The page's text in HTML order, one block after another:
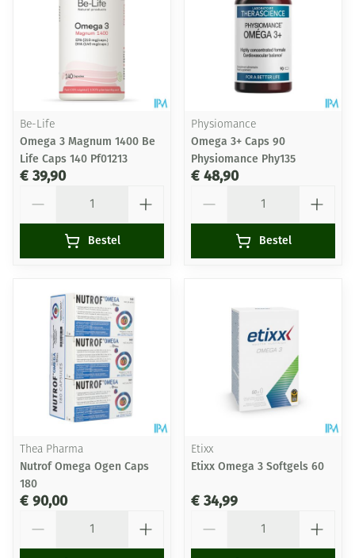
Be-Life
Omega 3 Magnum 1400 Be
Life Caps 140 Pf01213
€ 39,90
Bestel
Physiomance
Omega 3+ Caps 90
Physiomance Phy135
€ 48,90
Bestel
Thea Pharma
Nutrof Omega Ogen Caps
180
€ 90,00
Etixx
Etixx Omega 3 Softgels 60
€ 34,99